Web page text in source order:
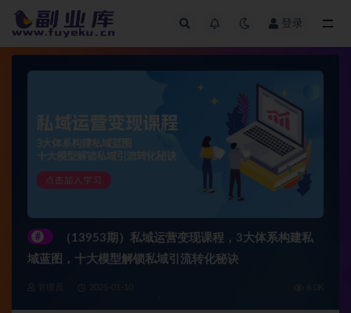
登录
#
（13953期）私域运营变现课程，3大体系构建私
域蓝图，十大模型解锁私域引流转化秘诀